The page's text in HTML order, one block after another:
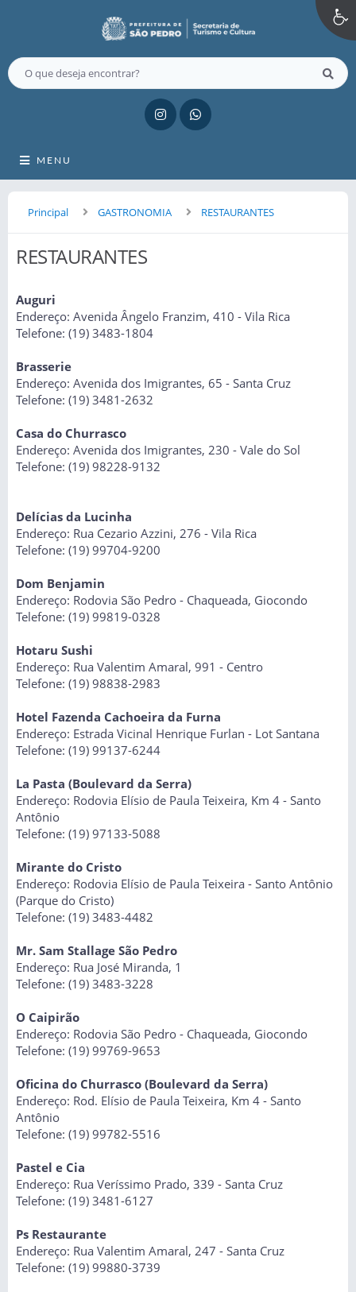
MENU
Principal GASTRONOMIA RESTAURANTES
RESTAURANTES
Auguri
Endereço: Avenida Ângelo Franzim, 410 - Vila Rica
Telefone: (19) 3483-1804
Brasserie
Endereço: Avenida dos Imigrantes, 65 - Santa Cruz
Telefone: (19) 3481-2632
Casa do Churrasco
Endereço: Avenida dos Imigrantes, 230 - Vale do Sol
Telefone: (19) 98228-9132
Delícias da Lucinha
Endereço: Rua Cezario Azzini, 276 - Vila Rica
Telefone: (19) 99704-9200
Dom Benjamin
Endereço: Rodovia São Pedro - Chaqueada, Giocondo
Telefone: (19) 99819-0328
Hotaru Sushi
Endereço: Rua Valentim Amaral, 991 - Centro
Telefone: (19) 98838-2983
Hotel Fazenda Cachoeira da Furna
Endereço: Estrada Vicinal Henrique Furlan - Lot Santana
Telefone: (19) 99137-6244
La Pasta (Boulevard da Serra)
Endereço: Rodovia Elísio de Paula Teixeira, Km 4 - Santo
Antônio
Telefone: (19) 97133-5088
Mirante do Cristo
Endereço: Rodovia Elísio de Paula Teixeira - Santo Antônio
(Parque do Cristo)
Telefone: (19) 3483-4482
Mr. Sam Stallage São Pedro
Endereço: Rua José Miranda, 1
Telefone: (19) 3483-3228
O Caipirão
Endereço: Rodovia São Pedro - Chaqueada, Giocondo
Telefone: (19) 99769-9653
Oficina do Churrasco (Boulevard da Serra)
Endereço: Rod. Elísio de Paula Teixeira, Km 4 - Santo
Antônio
Telefone: (19) 99782-5516
Pastel e Cia
Endereço: Rua Veríssimo Prado, 339 - Santa Cruz
Telefone: (19) 3481-6127
Ps Restaurante
Endereço: Rua Valentim Amaral, 247 - Santa Cruz
Telefone: (19) 99880-3739